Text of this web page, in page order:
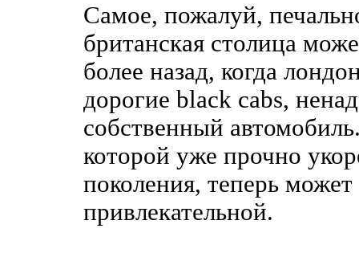
Самое, пожалуй,
британская столица
более назад, когда
дорогие black cabs,
собственный
которой уже прочно
поколения, теперь может
привлекательной.